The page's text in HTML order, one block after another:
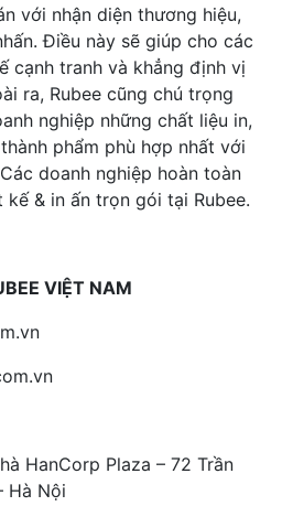
với nhận diện thương hiệu,
Điều này sẽ giúp cho các
cạnh tranh và khẳng định vị
ra, Rubee cũng chú trọng
nghiệp những chất liệu in,
phẩm phù hợp nhất với
doanh nghiệp hoàn toàn
& in ấn trọn gói tại Rubee.
VIỆT NAM
HanCorp Plaza – 72 Trần
Hà Nội